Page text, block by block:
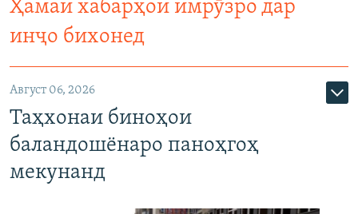
Ҳамаи хабарҳои имрӯзро дар
инҷо бихонед
Август 06, 2026
Таҳхонаи биноҳои
баландошёнаро паноҳгоҳ
мекунанд